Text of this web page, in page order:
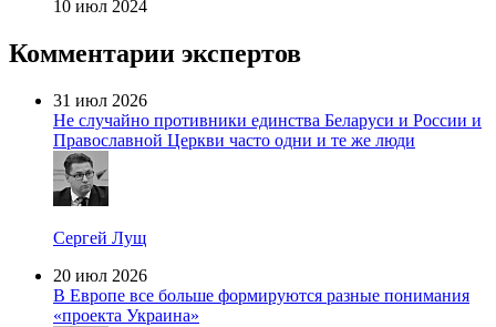
10 июл 2024
Комментарии экспертов
31 июл 2026
Не случайно противники единства Беларуси и России и
Православной Церкви часто одни и те же люди
Сергей Лущ
20 июл 2026
В Европе все больше формируются разные понимания
«проекта Украина»